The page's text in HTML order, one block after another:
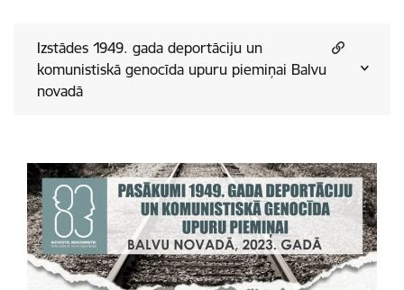
Izstādes 1949. gada deportāciju un
komunistiskā genocīda upuru piemiņai Balvu
novadā